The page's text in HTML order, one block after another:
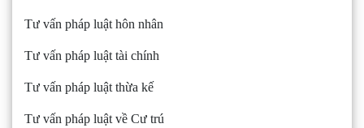
Tư vấn pháp luật hôn nhân
Tư vấn pháp luật tài chính
Tư vấn pháp luật thừa kế
Tư vấn pháp luật về Cư trú